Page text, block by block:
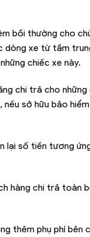
bồi thường cho
dòng xe từ tầm
chiếc xe này.
chi trả cho
sở hữu bảo
lại số tiền tương
hàng chi trả toàn
thêm phụ phí bên